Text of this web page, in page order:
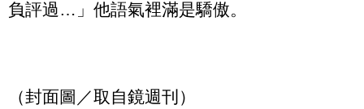
負評過…」他語氣裡滿是驕傲。
（封面圖／取自鏡週刊）